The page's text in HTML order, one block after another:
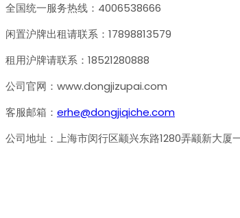
全国统一服务热线：4006538666
闲置沪牌出租请联系：17898813579
租用沪牌请联系：18521280888
公司官网：www.dongjizupai.com
客服邮箱： erhe@dongjiqiche.com
公司地址：上海市闵行区颛兴东路1280弄颛新大厦